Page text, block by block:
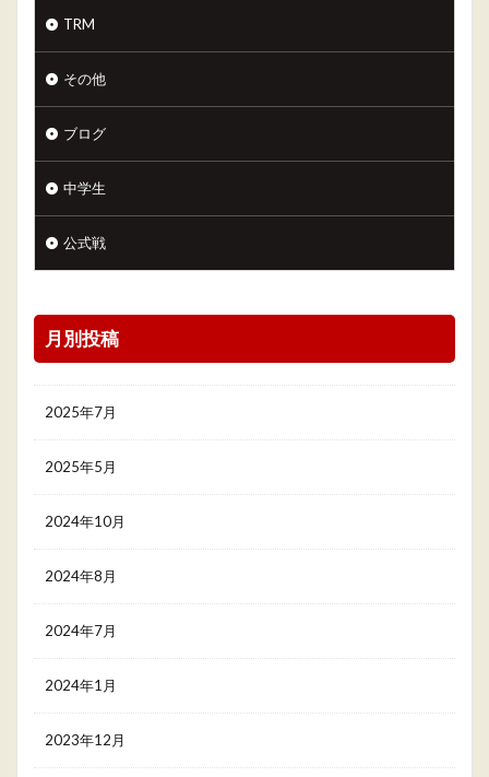
TRM
その他
ブログ
中学生
公式戦
月別投稿
2025年7月
2025年5月
2024年10月
2024年8月
2024年7月
2024年1月
2023年12月